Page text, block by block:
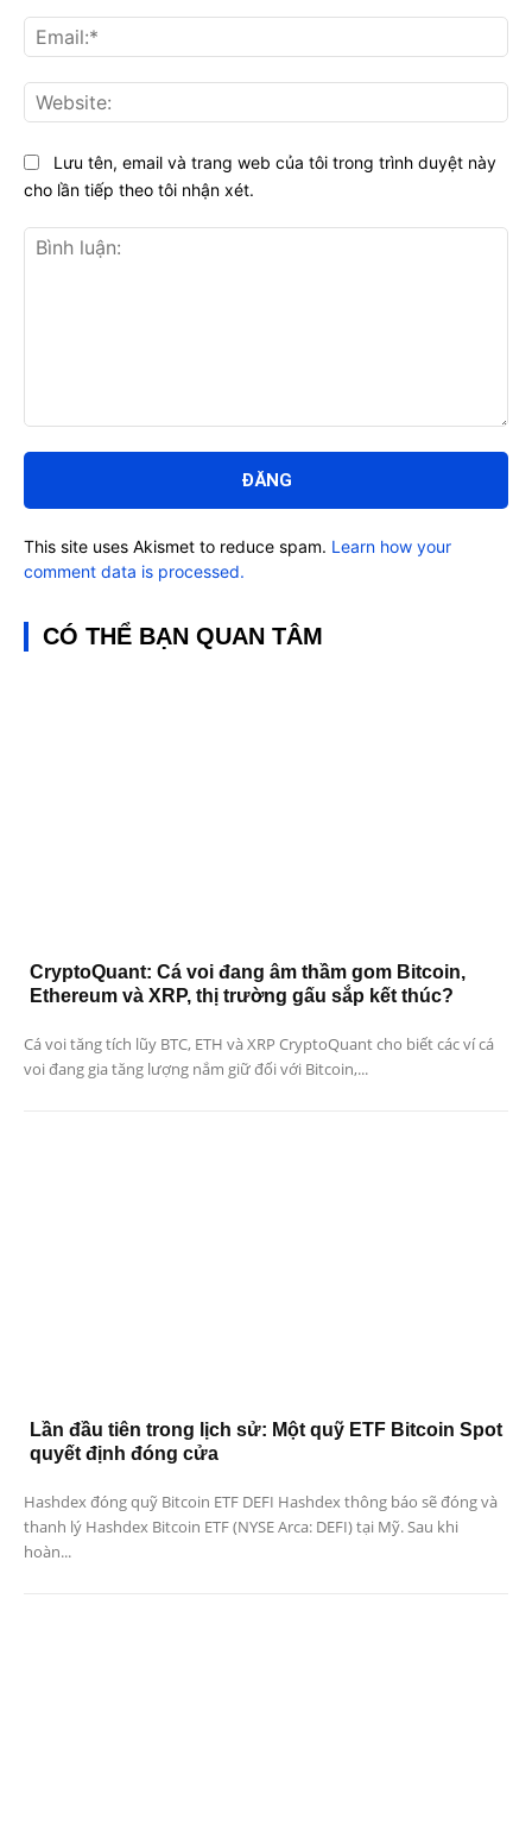
luận:
Lưu tên, email và trang web của tôi trong trình duyệt này
cho lần tiếp theo tôi nhận xét.
This site uses Akismet to reduce spam. Learn how your
comment data is processed.
CÓ THỂ BẠN QUAN TÂM
CryptoQuant: Cá voi đang âm thầm gom Bitcoin,
Ethereum và XRP, thị trường gấu sắp kết thúc?
Cá voi tăng tích lũy BTC, ETH và XRP CryptoQuant cho biết các ví cá
voi đang gia tăng lượng nắm giữ đối với Bitcoin,...
Lần đầu tiên trong lịch sử: Một quỹ ETF Bitcoin Spot
quyết định đóng cửa
Hashdex đóng quỹ Bitcoin ETF DEFI Hashdex thông báo sẽ đóng và
thanh lý Hashdex Bitcoin ETF (NYSE Arca: DEFI) tại Mỹ. Sau khi
hoàn...